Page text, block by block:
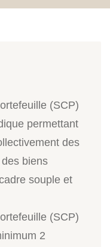
(SCP)
permettant
des
biens
souple et
(SCP)
2